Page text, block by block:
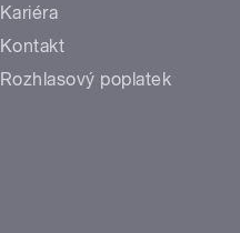
Kariéra
Kontakt
Rozhlasový poplatek